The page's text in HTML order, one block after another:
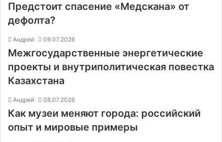
Предстоит спасение «Медскана» от
дефолта?
Андрей 09.07.2026
Межгосударственные энергетические
проекты и внутриполитическая повестка
Казахстана
Андрей 08.07.2026
Как музеи меняют города: российский
опыт и мировые примеры